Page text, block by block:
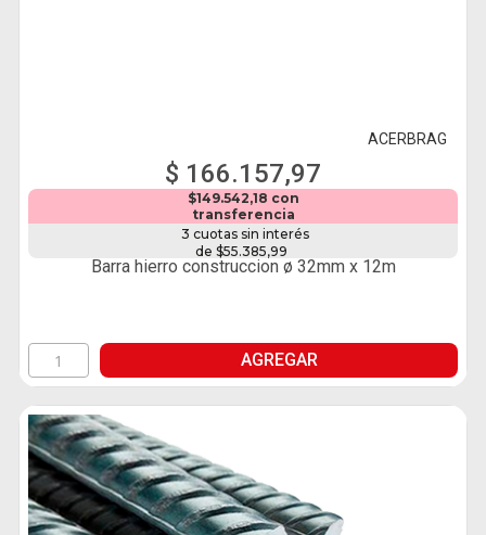
ACERBRAG
$ 166.157,97
$149.542,18 con
transferencia
3 cuotas sin interés
de $55.385,99
Barra hierro construccion ø 32mm x 12m
AGREGAR